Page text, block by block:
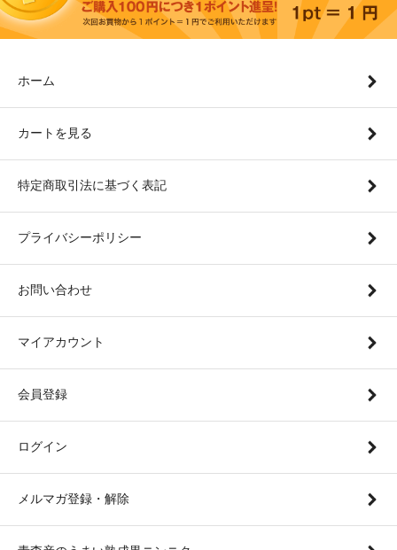
ホーム
カートを見る
特定商取引法に基づく表記
プライバシーポリシー
お問い合わせ
マイアカウント
会員登録
ログイン
メルマガ登録・解除